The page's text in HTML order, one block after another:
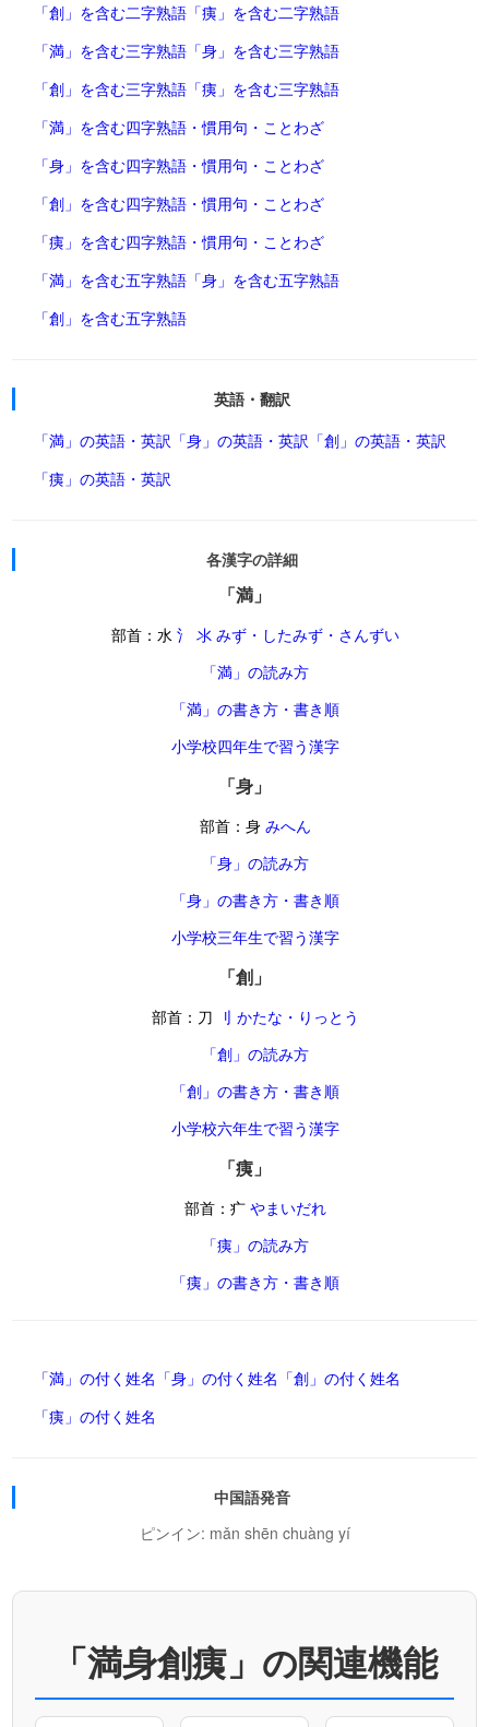
「創」を含む二字熟語 「痍」を含む二字熟語
「満」を含む三字熟語 「身」を含む三字熟語
「創」を含む三字熟語 「痍」を含む三字熟語
「満」を含む四字熟語・慣用句・ことわざ
「身」を含む四字熟語・慣用句・ことわざ
「創」を含む四字熟語・慣用句・ことわざ
「痍」を含む四字熟語・慣用句・ことわざ
「満」を含む五字熟語 「身」を含む五字熟語
「創」を含む五字熟語
英語・翻訳
「満」の英語・英訳 「身」の英語・英訳 「創」の英語・英訳
「痍」の英語・英訳
各漢字の詳細
「満」
部首：水 氵 氺 みず・したみず・さんずい
「満」の読み方
「満」の書き方・書き順
小学校四年生で習う漢字
「身」
部首：身 みへん
「身」の読み方
「身」の書き方・書き順
小学校三年生で習う漢字
「創」
部首：刀 刂 かたな・りっとう
「創」の読み方
「創」の書き方・書き順
小学校六年生で習う漢字
「痍」
部首：疒 やまいだれ
「痍」の読み方
「痍」の書き方・書き順
「満」の付く姓名 「身」の付く姓名 「創」の付く姓名
「痍」の付く姓名
中国語発音
ピンイン: mǎn shēn chuàng yí
「満身創痍」の関連機能